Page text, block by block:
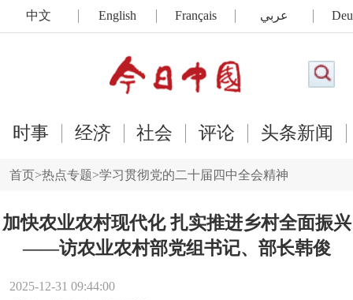
中文 English Français عربي
时事 经济 社会 评论 头条新闻
首页>热点专题>学习贯彻党的二十届四中全会精神
加快农业农村现代化 扎实推进乡村全面振兴
——访农业农村部党组书记、部长韩俊
2025-12-31 09:44:00